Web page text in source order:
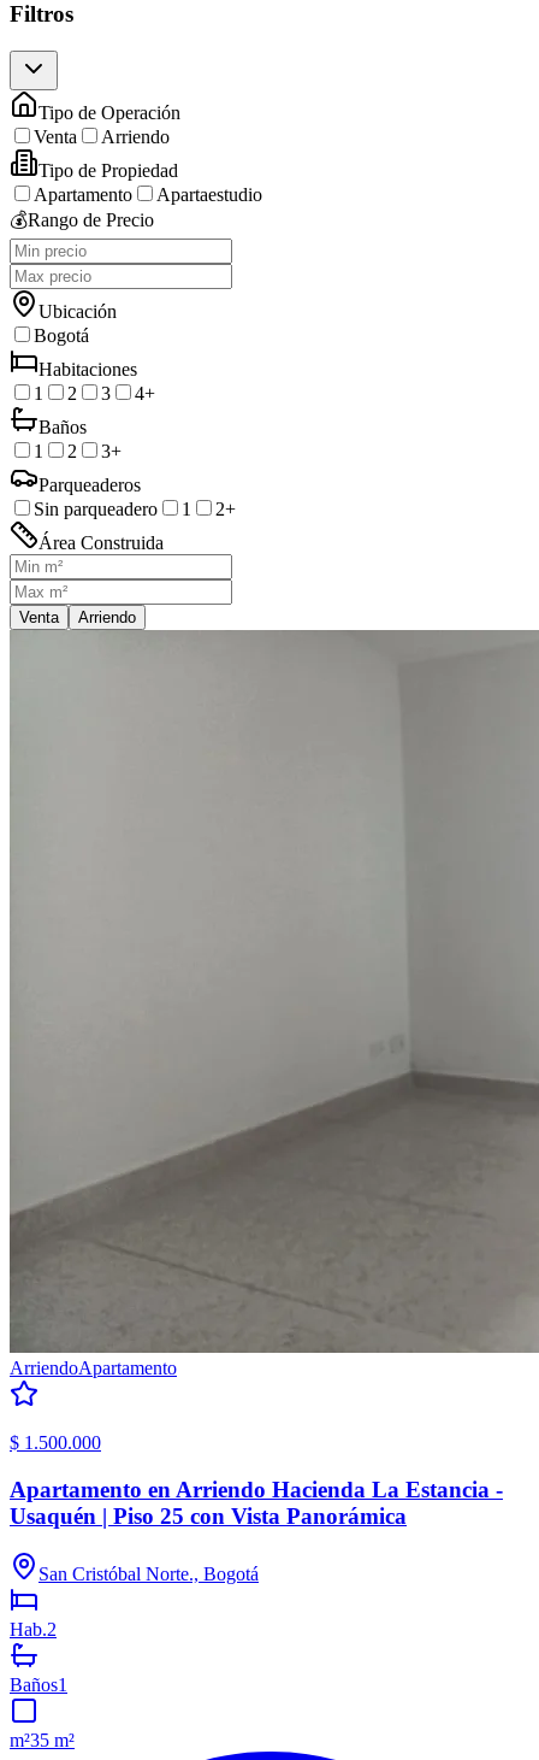
Filtros
Tipo de Operación
Venta
Arriendo
Tipo de Propiedad
Apartamento
Apartaestudio
💰Rango de Precio
Ubicación
Bogotá
Habitaciones
1
2 3
4+
Baños
1
2
3+
Parqueaderos
Sin parqueadero
1
2+
Área Construida
Venta Arriendo
ArriendoApartamento
$ 1.500.000
Apartamento en Arriendo Hacienda La Estancia -
Usaquén | Piso 25 con Vista Panorámica
San Cristóbal Norte., Bogotá
Hab.2
Baños1
m²35 m²